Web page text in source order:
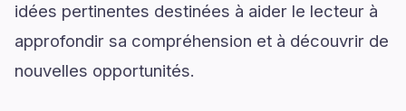
idées pertinentes destinées à aider le lecteur à
approfondir sa compréhension et à découvrir de
nouvelles opportunités.